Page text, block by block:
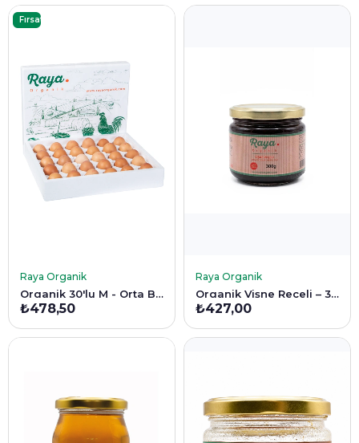
SEPETE EKLE
Fırsat
Raya Organik
Organik 30'lu M - Orta Boy Yumurta (53-62 G)
₺478,50
SEPETE EKLE
Raya Organik
Organik Vişne Reçeli – 300 g
₺427,00